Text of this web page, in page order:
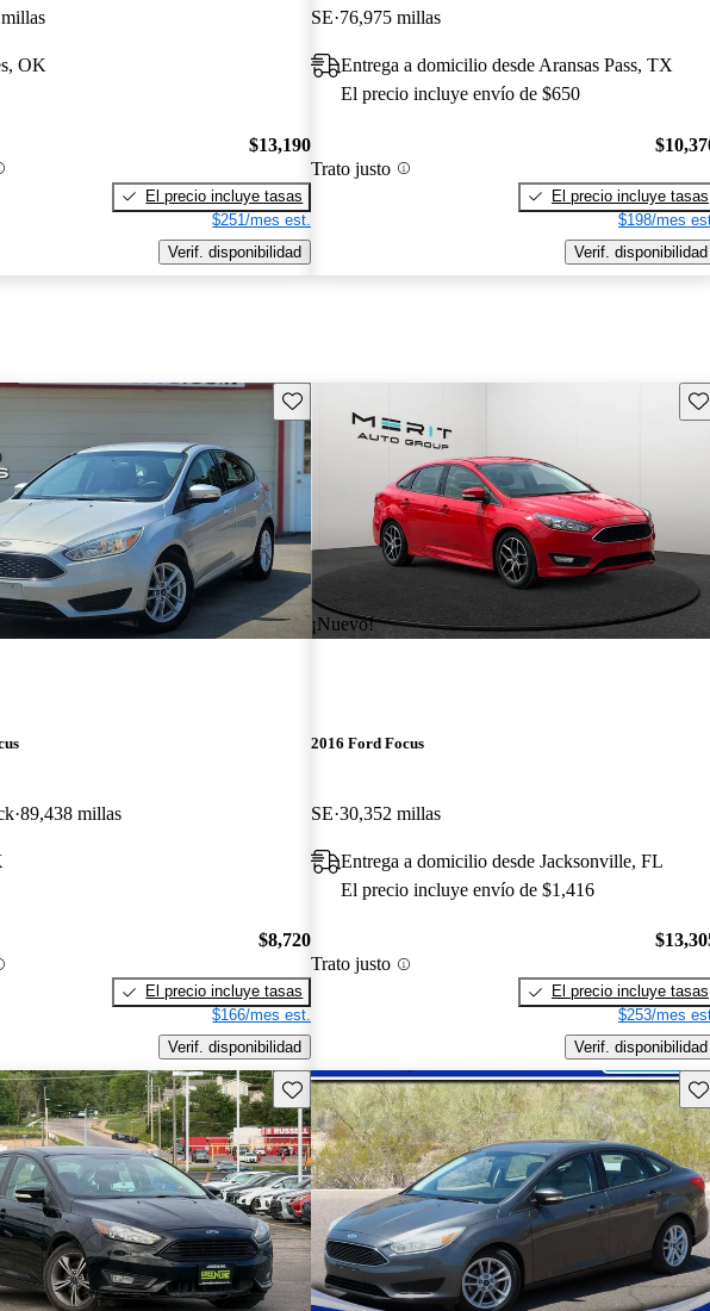
OK
$13,190
El precio incluye tasas
$251/mes est.
Verif. disponibilidad
SE 76,975 millas
Entrega a domicilio desde Aransas Pass, TX
El precio incluye envío de $650
Trato justo
El precio incluye tasas
$198/mes
Verif. disponibilidad
Guarda este Aviso
89,438 millas
$8,720
El precio incluye tasas
$166/mes est.
Verif. disponibilidad
¡Nuevo!
2016 Ford Focus
SE 30,352 millas
Entrega a domicilio desde Jacksonville, FL
El precio incluye envío de $1,416
Trato justo
El precio incluye tasas
$253/mes
Verif. disponibilidad
Guarda este Aviso